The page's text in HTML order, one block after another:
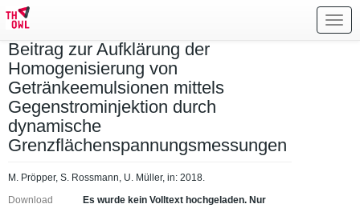
Beitrag zur Aufklärung der
Homogenisierung von
Getränkeemulsionen mittels
Gegenstrominjektion durch
dynamische
Grenzflächenspannungsmessungen
M. Pröpper, S. Rossmann, U. Müller, in: 2018.
Download
Es wurde kein Volltext hochgeladen. Nur